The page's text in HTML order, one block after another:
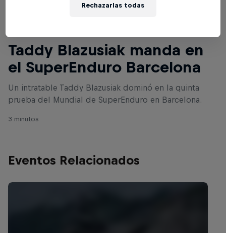
Taddy Blazusiak manda en
el SuperEnduro Barcelona
Un intratable Taddy Blazusiak dominó en la quinta
prueba del Mundial de SuperEnduro en Barcelona.
3 minutos
Eventos Relacionados
Rechazarlas todas